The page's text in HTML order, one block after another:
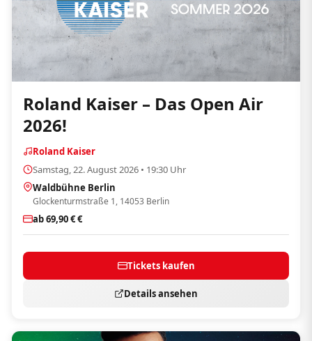
Roland Kaiser – Das Open Air
2026!
Roland Kaiser
Samstag, 22. August 2026 • 19:30 Uhr
Waldbühne Berlin
Glockenturmstraße 1, 14053 Berlin
ab 69,90 € €
Tickets kaufen
Details ansehen